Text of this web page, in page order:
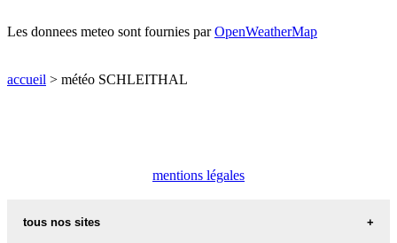
Les donnees meteo sont fournies parOpenWeatherMap
accueil > météo SCHLEITHAL
mentions légales
tous nos sites